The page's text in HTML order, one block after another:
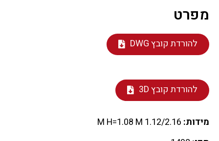
מפרט
להורדת קובץ DWG
להורדת קובץ 3D
מידות: 1.12/2.16 M H=1.08 M